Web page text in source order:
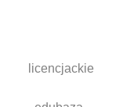
licencjackie